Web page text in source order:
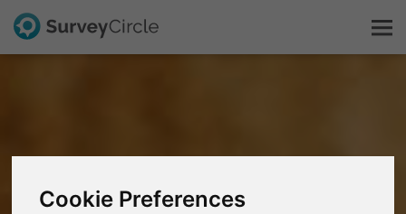
Cookie Preferences